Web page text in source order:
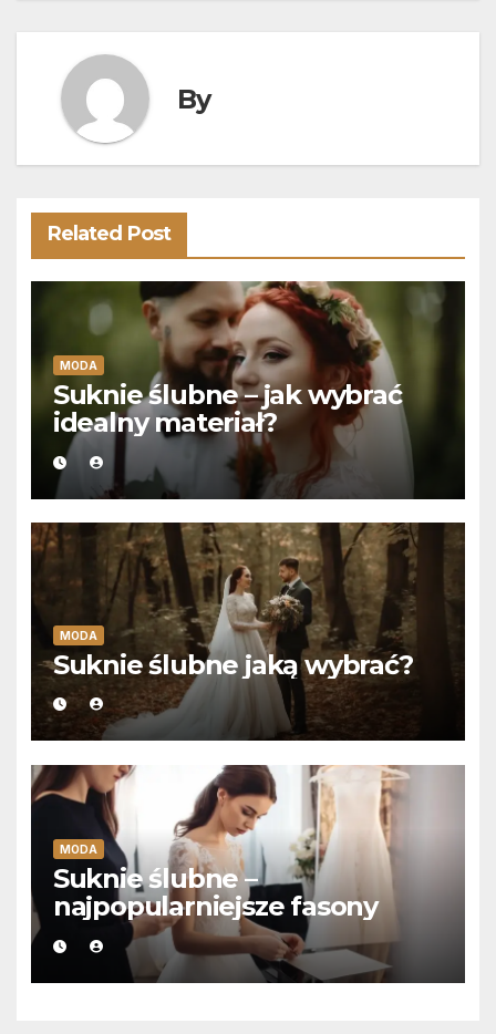
By
Related Post
MODA
Suknie ślubne – jak wybrać
idealny materiał?
MODA
Suknie ślubne jaką wybrać?
MODA
Suknie ślubne –
najpopularniejsze fasony